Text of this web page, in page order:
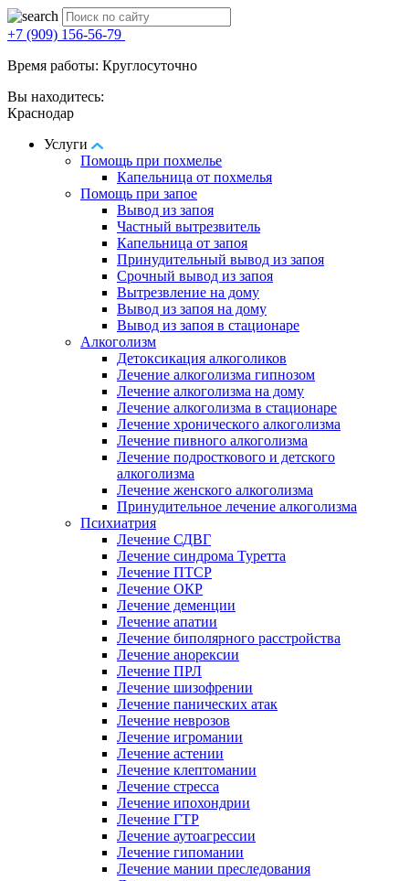
+7 (909) 156-56-79
Время работы: Круглосуточно
Вы находитесь:
Краснодар
Услуги
Помощь при похмелье
Капельница от похмелья
Помощь при запое
Вывод из запоя
Частный вытрезвитель
Капельница от запоя
Принудительный вывод из запоя
Срочный вывод из запоя
Вытрезвление на дому
Вывод из запоя на дому
Вывод из запоя в стационаре
Алкоголизм
Детоксикация алкоголиков
Лечение алкоголизма гипнозом
Лечение алкоголизма на дому
Лечение алкоголизма в стационаре
Лечение хронического алкоголизма
Лечение пивного алкоголизма
Лечение подросткового и детского
алкоголизма
Лечение женского алкоголизма
Принудительное лечение алкоголизма
Психиатрия
Лечение СДВГ
Лечение синдрома Туретта
Лечение ПТСР
Лечение ОКР
Лечение деменции
Лечение апатии
Лечение биполярного расстройства
Лечение анорексии
Лечение ПРЛ
Лечение шизофрении
Лечение панических атак
Лечение неврозов
Лечение игромании
Лечение астении
Лечение клептомании
Лечение стресса
Лечение ипохондрии
Лечение ГТР
Лечение аутоагрессии
Лечение гипомании
Лечение мании преследования